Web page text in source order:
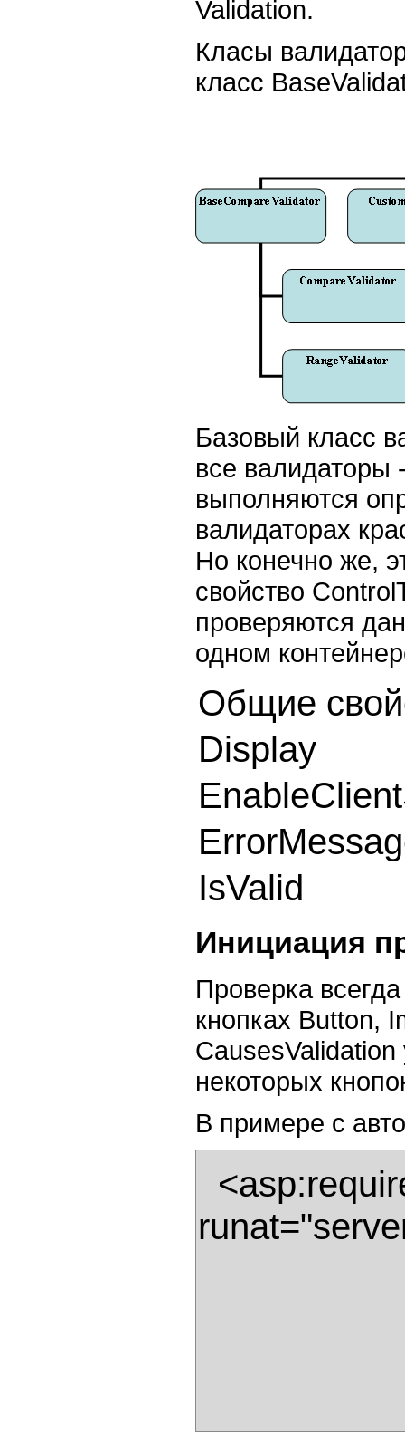
Validation.
Класы
класс
Базовый класс
все валидаторы
выполняются
валидаторах
Но конечно же,
свойство
проверяются
одном
Общие
Display
IsValid
Инициация
Проверка
кнопках Button,
некоторых
В примере с